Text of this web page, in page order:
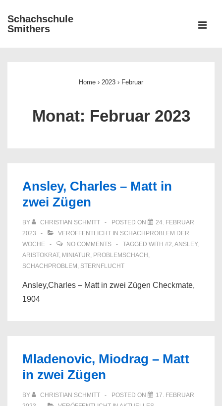
Zum
Inhalt
Schachschule
Smithers
Home › 2023 › Februar
Monat: Februar 2023
Ansley, Charles – Matt in
zwei Zügen
BY CHRISTIAN SCHMITT POSTED ON
24. FEBRUAR
2023
VERÖFFENTLICHT IN SCHACHPROBLEM DER
WOCHE
NO COMMENTS TAGGED WITH #2,ANSLEY,
ARISTOKRAT, MINIATUR, PROBLEMSCHACH ,
SCHACHPROBLEM , STERNFLUCHT
Ansley,Charles – Matt in zwei Zügen Checkmate,
1904
Mladenovic, Miodrag – Matt
in zwei Zügen
BY CHRISTIAN SCHMITT POSTED ON
17. FEBRUAR